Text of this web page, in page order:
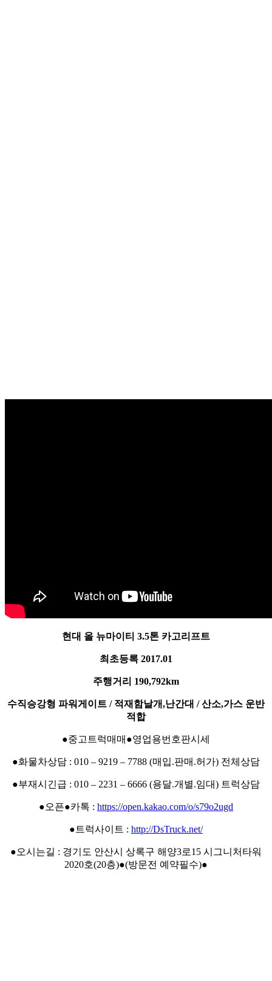
현대 올 뉴마이티 3.5톤 카고리프트
최초등록 2017.01
주행거리 190,792km
수직승강형 파워게이트 / 적재함날개,난간대 / 산소,가스 운반
적합
●중고트럭매매●영업용번호판시세
●화물차상담 : 010 – 9219 – 7788 (매입.판매.허가) 전체상담
●부재시긴급 : 010 – 2231 – 6666 (용달.개별.임대) 트럭상담
●오픈●카톡 : https://open.kakao.com/o/s79o2ugd
●트럭사이트 : http://DsTruck.net/
●오시는길 : 경기도 안산시 상록구 해양3로15 시그니처타워
2020호(20층)●(방문전 예약필수)●